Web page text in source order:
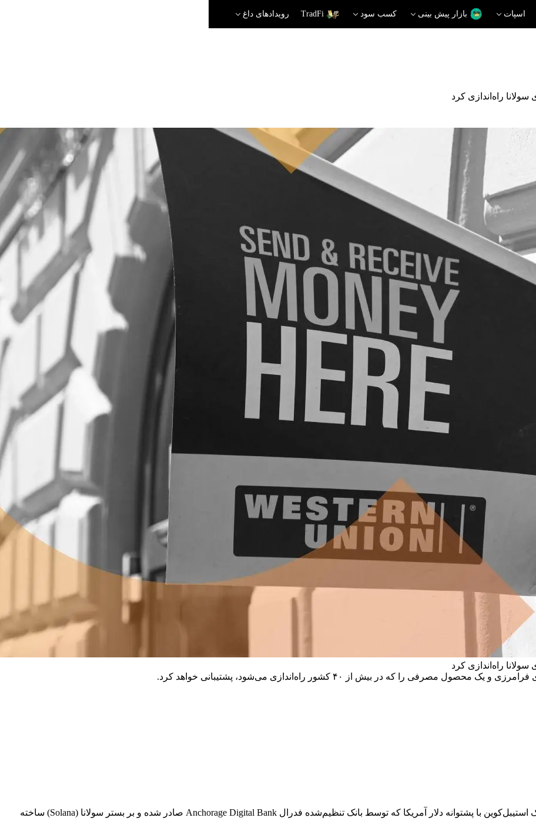
اسپات بازار پیش بینی کسب سود TradFi رویدادهای داغ
وسترن یونیون (Western Union) USDPT را راه‌اندازی کرد، یک استیبل‌کوین با پشتوانه دلار آمریکا که توسط بانک تنظیم‌شده فدرال Anchorage Digital Bank صادر شده و بر بستر سولانا (Solana) ساخته